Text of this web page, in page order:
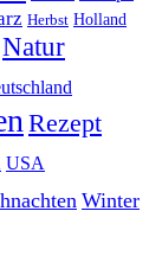
Herbst Holland
Natur
Rezept
USA
Winter